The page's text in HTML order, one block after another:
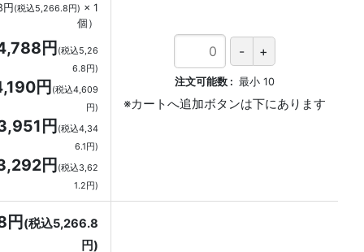
(税込5,266.8円) × 1
個 ）
円 (税込5,26
6.8円)
円 (税込4,609
円)
円 (税込4,34
6.1円)
円 (税込3,62
1.2円)
注文可能数 最小 10
円 (税込5,266.8
円)